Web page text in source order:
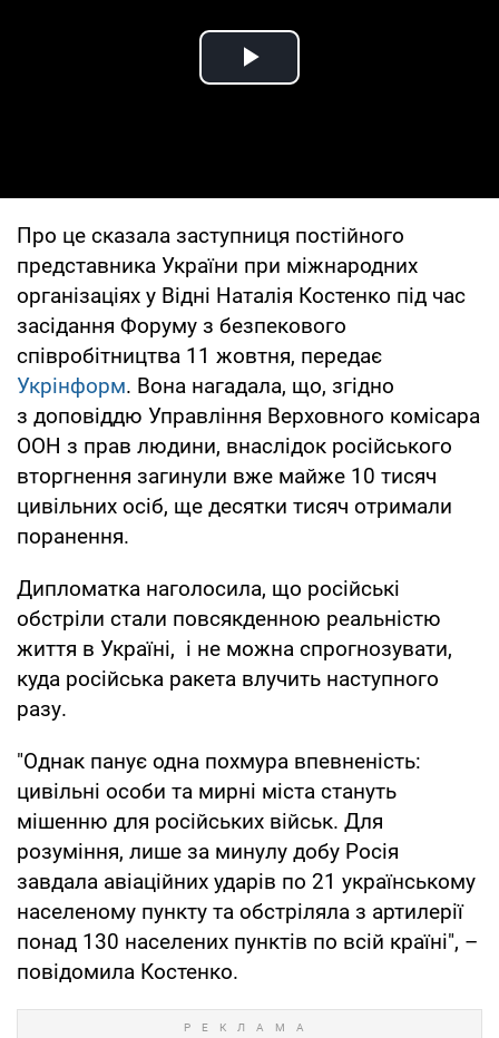
Play Video
Про це сказала заступниця постійного
представника України при міжнародних
організаціях у Відні Наталія Костенко під час
засідання Форуму з безпекового
співробітництва 11 жовтня, передає
Укрінформ. Вона нагадала, що, згідно
з доповіддю Управління Верховного комісара
ООН з прав людини, внаслідок російського
вторгнення загинули вже майже 10 тисяч
цивільних осіб, ще десятки тисяч отримали
поранення.
Дипломатка наголосила, що російські
обстріли стали повсякденною реальністю
життя в Україні, і не можна спрогнозувати,
куда російська ракета влучить наступного
разу.
"Однак панує одна похмура впевненість:
цивільні особи та мирні міста стануть
мішенню для російських військ. Для
розуміння, лише за минулу добу Росія
завдала авіаційних ударів по 21 українському
населеному пункту та обстріляла з артилерії
понад 130 населених пунктів по всій країні", –
повідомила Костенко.